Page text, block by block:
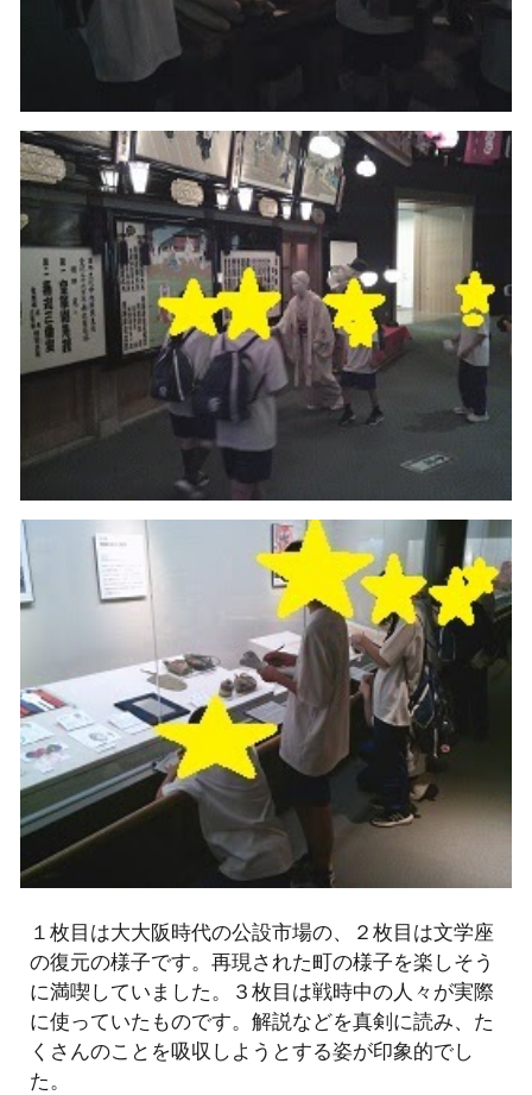
１枚目は大大阪時代の公設市場の、２枚目は文学座
の復元の様子です。再現された町の様子を楽しそう
に満喫していました。３枚目は戦時中の人々が実際
に使っていたものです。解説などを真剣に読み、た
くさんのことを吸収しようとする姿が印象的でし
た。